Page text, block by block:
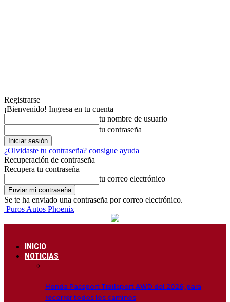
Registrarse
¡Bienvenido! Ingresa en tu cuenta
tu nombre de usuario
tu contraseña
¿Olvidaste tu contraseña? consigue ayuda
Recuperación de contraseña
Recupera tu contraseña
tu correo electrónico
Se te ha enviado una contraseña por correo electrónico.
Puros Autos Phoenix
INICIO
NOTICIAS
Honda Passport Trailsport AWD del 2026, para
recorrer todos los caminos